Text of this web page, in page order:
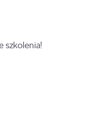
szkolenia!